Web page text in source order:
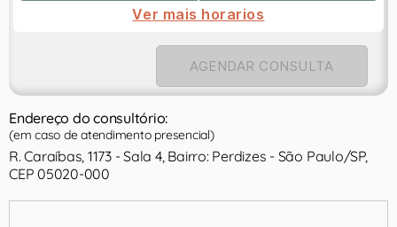
Ver mais horarios
AGENDAR CONSULTA
Endereço do consultório:
(em caso de atendimento presencial)
R. Caraíbas, 1173 - Sala 4, Bairro: Perdizes - São Paulo/SP,
CEP 05020-000